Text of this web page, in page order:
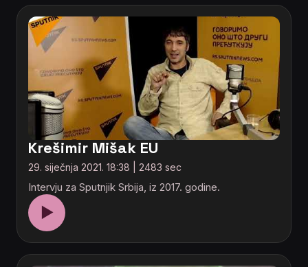
Krešimir Mišak EU
29. siječnja 2021. 18:38 | 2483 sec
Intervju za Sputnjik Srbija, iz 2017. godine.
▶